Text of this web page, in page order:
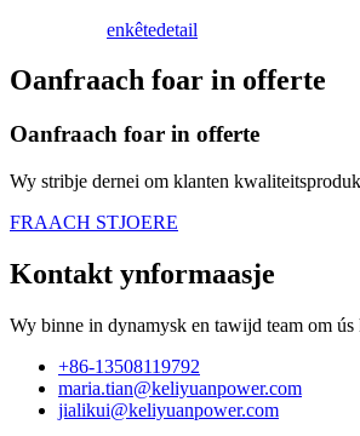
enkêtedetail
Oanfraach foar in offerte
Oanfraach foar in offerte
Wy stribje dernei om klanten
FRAACH STJOERE
Kontakt ynformaasje
Wy binne in dynamysk en tawijd team om
+86-13508119792
maria.tian@keliyuanpower.com
jialikui@keliyuanpower.com